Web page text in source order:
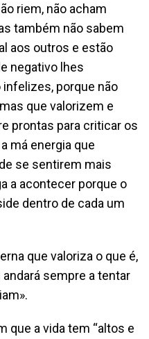
riem, não acham
também não sabem
aos outros e estão
negativo lhes
porque não
que valorizem e
prontas para criticar os
má energia que
se sentirem mais
a acontecer porque o
dentro de cada um
que valoriza o que é,
sempre a tentar
que a vida tem “altos e